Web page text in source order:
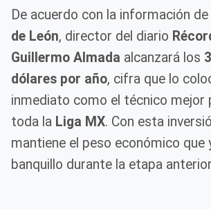
De acuerdo con la información de
de León, director del diario
Guillermo Almada alcanzará los
dólares por año, cifra que lo
inmediato como el técnico mejor
toda la Liga MX. Con esta
mantiene el peso económico que
banquillo durante la etapa